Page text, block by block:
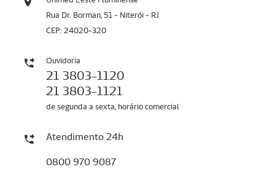
Rua Dr. Borman, 51 - Niterói - RJ
CEP: 24020-320
Ouvidoria
21 3803-1120
21 3803-1121
de segunda a sexta, horário comercial
Atendimento 24h
0800 970 9087